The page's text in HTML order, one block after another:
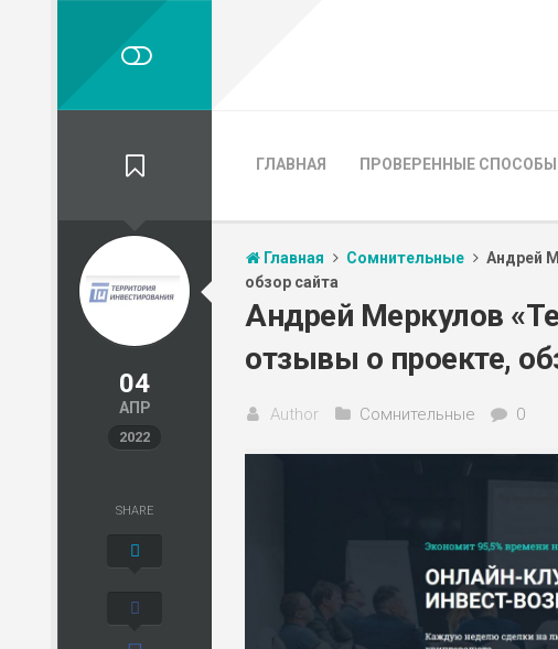
ГЛАВНАЯ ПРОВЕРЕННЫЕ
04
АПР
2022
Главная Сомнительные
Андрей
обзор сайта
Андрей Меркулов
отзывы о проекте,
Author Сомнительные 0
SHARE